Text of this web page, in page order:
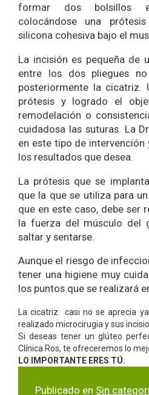
formar dos bolsillos
colocándose una
silicona cohesiva bajo el
La incisión es pequeña de
entre los dos pliegues
posteriormente la cicatriz.
prótesis y logrado el
remodelación o
cuidadosa las suturas. La
en este tipo de
los resultados que desea.
La prótesis que se
que la que se utiliza para
que en este caso, debe ser
la fuerza del músculo del
saltar y sentarse.
Aunque el riesgo de
tener una higiene muy
los puntos que se realizará
La cicatriz casi no se aprecia
realizado microcirugia y sus
Si deseas tener un glúteo
Clínica Ros, te ofreceremos lo
LO IMPORTANTE ERES TÚ.
Publicado en Sin